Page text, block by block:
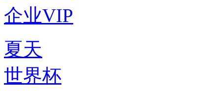
企业VIP
夏天
世界杯